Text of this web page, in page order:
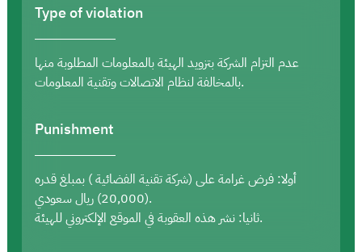
Type of violation
عدم التزام الشركة بتزويد الهيئة بالمعلومات المطلوبة منها
بالمخالفة لنظام الاتصالات وتقنية المعلومات.
Punishment
أولا: فرض غرامة على (شركة تقنية الفضائية ) بمبلغ قدره
(20,000) ريال سعودي.
ثانيا: نشر هذه العقوبة في الموقع الإلكتروني للهيئة.